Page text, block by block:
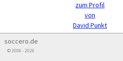
zum Profil
von
David Punkt
soccero.de
© 2006 - 2026